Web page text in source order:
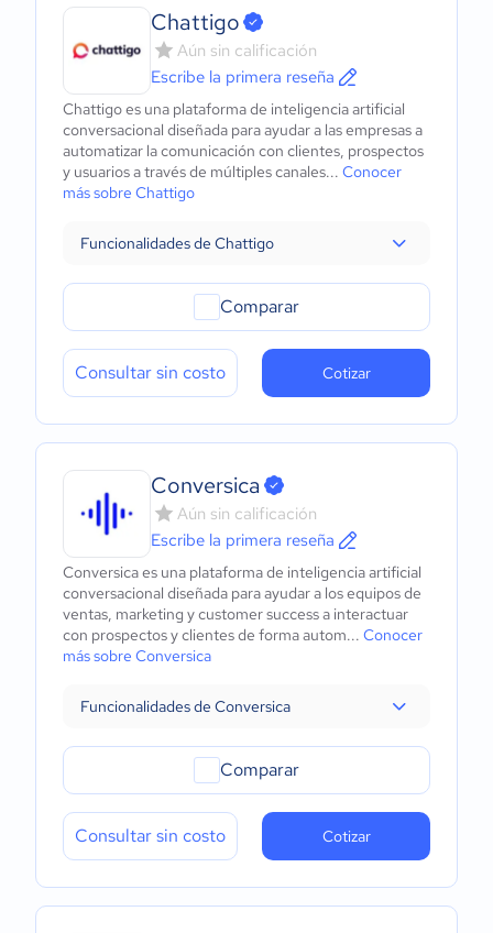
Chattigo
Aún sin calificación
Escribe la primera reseña
Chattigo es una plataforma de inteligencia artificial
conversacional diseñada para ayudar a las empresas a
automatizar la comunicación con clientes, prospectos
y usuarios a través de múltiples canales... Conocer
más sobre Chattigo
Funcionalidades de Chattigo
Comparar
Consultar sin costo Cotizar
Conversica
Aún sin calificación
Escribe la primera reseña
Conversica es una plataforma de inteligencia artificial
conversacional diseñada para ayudar a los equipos de
ventas, marketing y customer success a interactuar
con prospectos y clientes de forma autom... Conocer
más sobre Conversica
Funcionalidades de Conversica
Comparar
Consultar sin costo Cotizar